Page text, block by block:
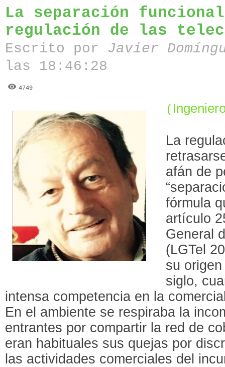
La separación
regulación de las
Escrito por Javier
las 18:46:28
4749
(
La
afán de
fórmula
artículo
General
(LGTel
su
siglo,
intensa competencia en la
En el ambiente se respiraba la
entrantes por compartir la red de
eran habituales sus quejas por
las actividades comerciales del